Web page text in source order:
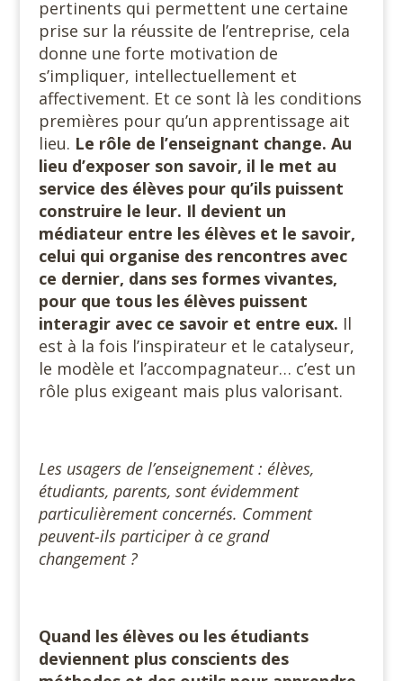
pertinents qui permettent une certaine
prise sur la réussite de l’entreprise, cela
donne une forte motivation de
s’impliquer, intellectuellement et
affectivement. Et ce sont là les conditions
premières pour qu’un apprentissage ait
lieu. Le rôle de l’enseignant change. Au
lieu d’exposer son savoir, il le met au
service des élèves pour qu’ils puissent
construire le leur. Il devient un
médiateur entre les élèves et le savoir,
celui qui organise des rencontres avec
ce dernier, dans ses formes vivantes,
pour que tous les élèves puissent
interagir avec ce savoir et entre eux. Il
est à la fois l’inspirateur et le catalyseur,
le modèle et l’accompagnateur… c’est un
rôle plus exigeant mais plus valorisant.
Les usagers de l’enseignement : élèves,
étudiants, parents, sont évidemment
particulièrement concernés. Comment
peuvent-ils participer à ce grand
changement ?
Quand les élèves ou les étudiants
deviennent plus conscients des